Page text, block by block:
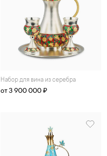
Набор для вина из серебра
от 3 900 000 ₽